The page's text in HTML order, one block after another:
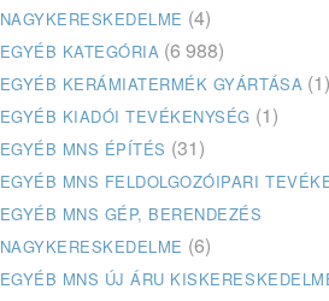
NAGYKERESKEDELME (4)
EGYÉB KATEGÓRIA (6 988)
EGYÉB KERÁMIATERMÉK GYÁRTÁSA (1)
EGYÉB KIADÓI TEVÉKENYSÉG (1)
EGYÉB MNS ÉPÍTÉS (31)
EGYÉB MNS FELDOLGOZÓIPARI
EGYÉB MNS GÉP, BERENDEZÉS
NAGYKERESKEDELME (6)
EGYÉB MNS ÚJ ÁRU